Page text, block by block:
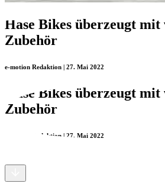
Hase Bikes überzeugt
Zubehör
e-motion Redaktion | 27. Mai 2022
Hase Bikes überzeugt
Zubehör
e-motion Redaktion | 27. Mai 2022